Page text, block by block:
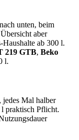
unten, beim
aber
ab 300 l.
219 GTB, Beko
l.
jedes Mal halber
praktisch Pflicht.